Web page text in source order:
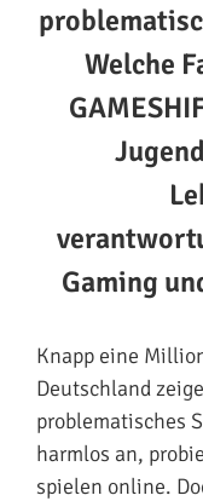
Welche
Gaming
Knapp eine
Deutschland
problematisches
harmlos an,
spielen online.